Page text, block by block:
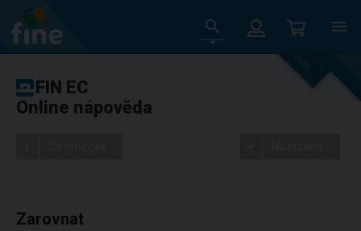
FIN EC
Online nápověda
Zarovnat